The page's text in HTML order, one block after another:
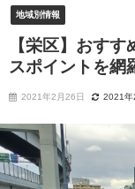
地域別情報
【栄区】おす
スポイントを網
2021年2月26日 2021年